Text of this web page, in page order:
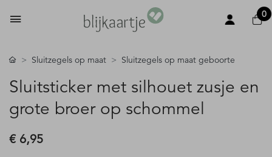
0
Sluitzegels op maat Sluitzegels op maat geboorte
Sluitsticker met silhouet zusje en
grote broer op schommel
€ 6,95